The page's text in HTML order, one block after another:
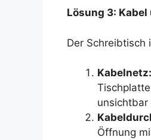
Lösung 3:
Der Schreibtisch
Kabelnetz:
unsichtbar
Öffnung